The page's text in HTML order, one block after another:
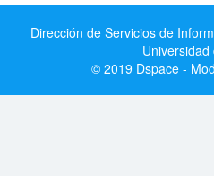
Dirección de Servicios de
Universidad
© 2019 Dspace -